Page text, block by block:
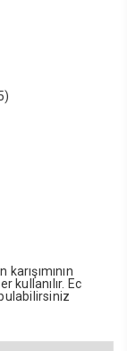
kullanılır. Ec